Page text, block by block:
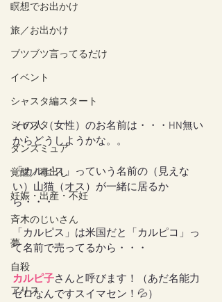
瞑想でお出かけ
旅／お出かけ
ブツブツ言ってるだけ
イベント
シャスタ編スタート
シャスタ
ダンスミュア
覚醒／毒出し
妊娠・出産・不妊
斉木のじいさん
夢
自殺
アリス
その人（女性）のお名前は・・・HN無い
からどうしようかな。。
「カルピス」っていう名前の（見えな
い）山猫（オス）が一緒に居るか
ら・・・
「カルピス」は米国だと「カルピコ」っ
て名前で売ってるから・・・
カルピ子さんと呼びます！（あだ名能力
ゼロなんですスイマセン！💦）